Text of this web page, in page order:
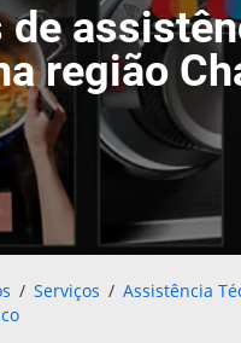
de
região
Serviços
Assistência